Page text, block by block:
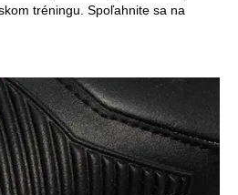
tréningu. Spoľahnite sa na